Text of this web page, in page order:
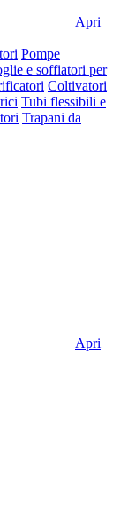
Apri
Pompe
e soffiatori per
Coltivatori
Tubi flessibili e
Trapani da
Apri